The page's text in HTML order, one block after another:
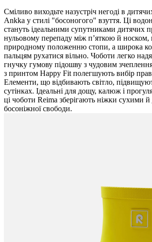
Сміливо виходьте назустріч негоді в
Ankka у стилі "босоногого" взуття. Ці
стануть ідеальними супутниками дитячих
нульовому перепаду між п’яткою й
природному положенню стопи, а широка
пальцям рухатися вільно. Чоботи легко
гнучку гумову підошву з чудовим
з принтом Happy Fit полегшують вибір
Елементи, що відбивають світло,
сутінках. Ідеальні для дощу, калюж і
ці чоботи Reima зберігають ніжки сухими й
босоніжної свободи.